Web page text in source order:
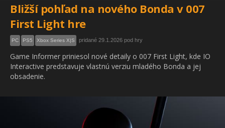
Bližší pohľad na nového Bonda v 007
First Light hre
PC PS5 Xbox Series X|S pridané 29.1.2026 pod hry
Game Informer priniesol nové detaily o 007 First Light, kde IO
Interactive predstavuje vlastnú verziu mladého Bonda a jej
obsadenie.